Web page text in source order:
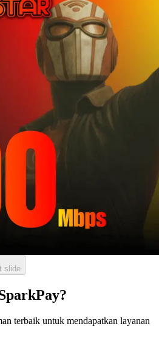
slide
terbaik untuk mendapatkan layanan